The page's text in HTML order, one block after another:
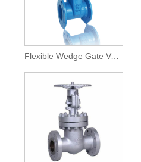
Flexible Wedge Gate Valve